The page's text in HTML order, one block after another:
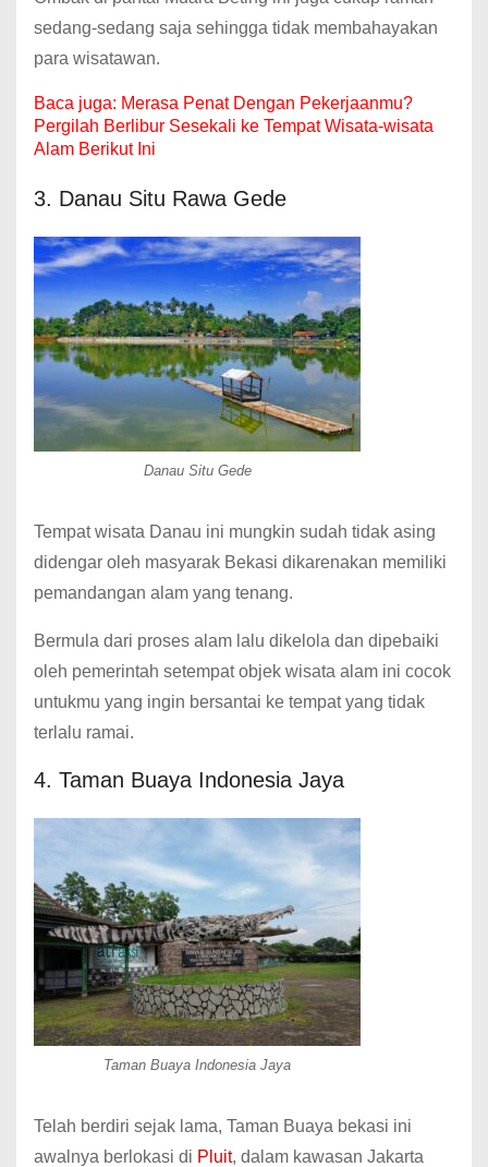
sedang-sedang saja sehingga tidak membahayakan
para wisatawan.
Baca juga: Merasa Penat Dengan Pekerjaanmu?
Pergilah Berlibur Sesekali ke Tempat Wisata-wisata
Alam Berikut Ini
3. Danau Situ Rawa Gede
Danau Situ Gede
Tempat wisata Danau ini mungkin sudah tidak asing
didengar oleh masyarak Bekasi dikarenakan memiliki
pemandangan alam yang tenang.
Bermula dari proses alam lalu dikelola dan dipebaiki
oleh pemerintah setempat objek wisata alam ini cocok
untukmu yang ingin bersantai ke tempat yang tidak
terlalu ramai.
4. Taman Buaya Indonesia Jaya
Taman Buaya Indonesia Jaya
Telah berdiri sejak lama, Taman Buaya bekasi ini
awalnya berlokasi di Pluit, dalam kawasan Jakarta